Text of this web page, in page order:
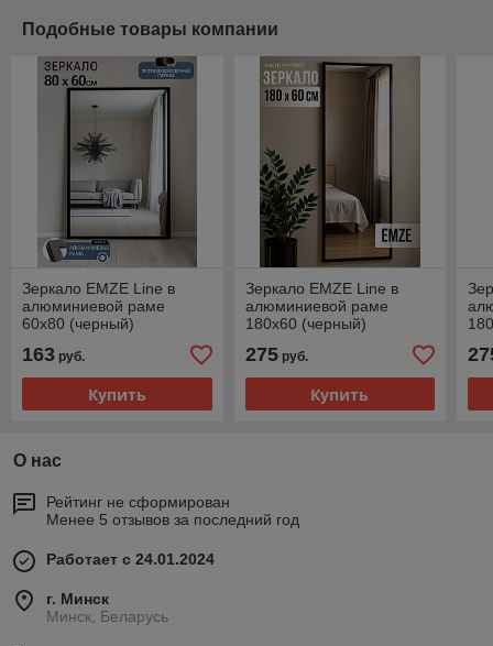
Подобные товары компании
Зеркало EMZE Line в
алюминиевой раме
60x80 (черный)
163 руб.
Купить
Зеркало EMZE Line в
алюминиевой раме
180x60 (черный)
275руб.
Купить
О нас
Рейтинг не сформирован
Менее 5 отзывов за последний год
Работает с 24.01.2024
г. Минск
Минск, Беларусь